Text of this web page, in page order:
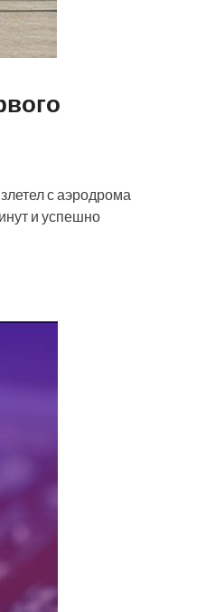
с аэродрома
и успешно